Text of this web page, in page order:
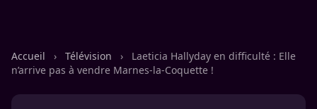
Accueil › Télévision ›
Laeticia Hallyday en difficulté : Elle
n’arrive pas à vendre Marnes-la-Coquette !